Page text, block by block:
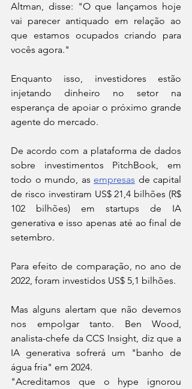
Altman, disse: "O que lançamos hoje
vai parecer antiquado em relação ao
que estamos ocupados criando para
vocês agora."
Enquanto isso, investidores estão
injetando dinheiro no setor na
esperança de apoiar o próximo grande
agente do mercado.
De acordo com a plataforma de dados
sobre investimentos PitchBook, em
todo o mundo, as empresas de capital
de risco investiram US$ 21,4 bilhões (R$
102 bilhões) em startups de IA
generativa e isso apenas até ao final de
setembro.
Para efeito de comparação, no ano de
2022, foram investidos US$ 5,1 bilhões.
Mas alguns alertam que não devemos
nos empolgar tanto. Ben Wood,
analista-chefe da CCS Insight, diz que a
IA generativa sofrerá um "banho de
água fria" em 2024.
"Acreditamos que o hype ignorou